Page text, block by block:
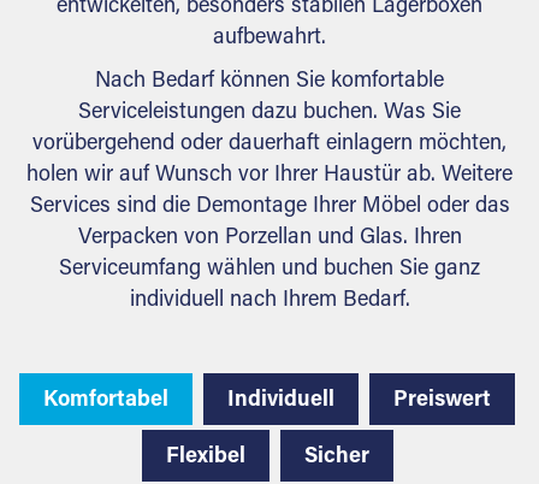
entwickelten, besonders stabilen Lagerboxen
aufbewahrt.
Nach Bedarf können Sie komfortable
Serviceleistungen dazu buchen. Was Sie
vorübergehend oder dauerhaft einlagern möchten,
holen wir auf Wunsch vor Ihrer Haustür ab. Weitere
Services sind die Demontage Ihrer Möbel oder das
Verpacken von Porzellan und Glas. Ihren
Serviceumfang wählen und buchen Sie ganz
individuell nach Ihrem Bedarf.
Komfortabel Individuell Preiswert
Flexibel Sicher